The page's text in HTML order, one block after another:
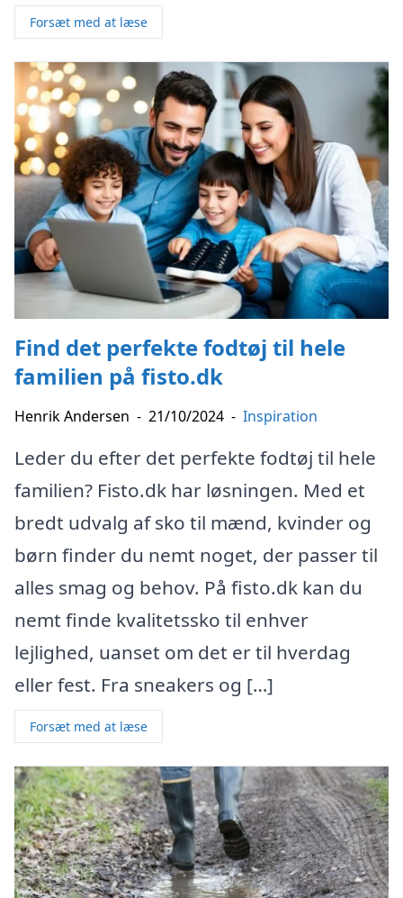
Forsæt med at læse
Find det perfekte fodtøj til hele
familien på fisto.dk
Henrik Andersen - 21/10/2024 - Inspiration
Leder du efter det perfekte fodtøj til hele
familien? Fisto.dk har løsningen. Med et
bredt udvalg af sko til mænd, kvinder og
børn finder du nemt noget, der passer til
alles smag og behov. På fisto.dk kan du
nemt finde kvalitetssko til enhver
lejlighed, uanset om det er til hverdag
eller fest. Fra sneakers og […]
Forsæt med at læse